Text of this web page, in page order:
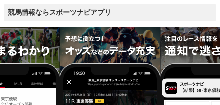
競馬情報ならスポーツナビアプリ